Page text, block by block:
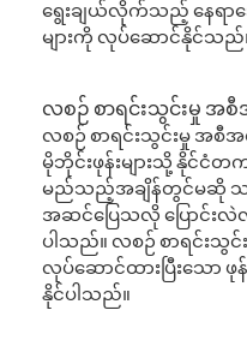
ရွေးချယ်လိုက်သည့် နေရာ
များကို လုပ်ဆောင်နိုင်သည်
လစဉ် စာရင်းသွင်းမှု အစီ
လစဉ် စာရင်းသွင်းမှု အစီအ
မိုဘိုင်းဖုန်းများသို့ နိုင်ငံတက
မည်သည့်အချိန်တွင်မဆို
အဆင်ပြေသလို ပြောင်း
ပါသည်။ လစဉ် စာရင်းသွ
လုပ်ဆောင်ထားပြီးသော ဖု
နိုင်ပါသည်။